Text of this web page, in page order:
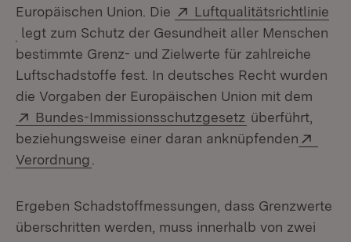
Europäischen Union. Die
Extern:
Luftqualitätsrichtlinie
(Öffnet in neuem Fenster)
legt zum Schutz der Gesundheit aller Menschen
bestimmte Grenz- und Zielwerte für zahlreiche
Luftschadstoffe fest. In deutsches Recht wurden
die Vorgaben der Europäischen Union mit dem
Extern:
Bundes-Immissionsschutzgesetz (Öffnet in
überführt,
beziehungsweise einer daran anknüpfenden
Verordnung
Ergeben Schadstoffmessungen, dass Grenzwerte
überschritten werden, muss innerhalb von zwei